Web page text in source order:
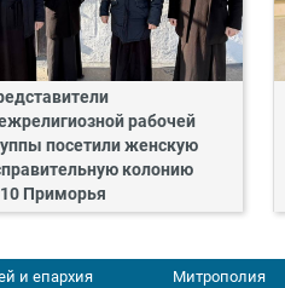
рабочей
посетили женскую
колонию
Приморья
и епархия Митрополия